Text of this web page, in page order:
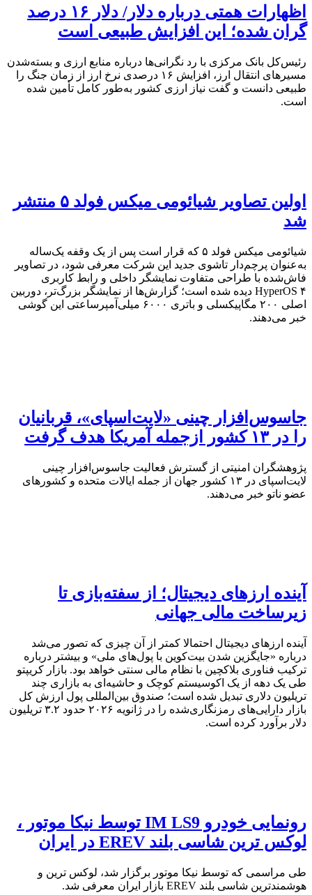
اظهارات همتی درباره دلار/ دلار ۱۶ درصد
گران شده؛ این افزایش طبیعی است
رئیس‌کل بانک مرکزی با رد نگرانی‌ها درباره منابع ارزی و بسته‌شدن
مسیرهای انتقال ارز، افزایش ۱۶ درصدی نرخ ارز از زمان جنگ را
طبیعی دانست و گفت نیاز ارزی کشور به‌طور کامل تأمین شده
است.
اولین تصاویر شیائومی میکس فولد ۵ منتشر
شد
شیائومی میکس فولد ۵ که قرار است پس از یک وقفه یک‌ساله
به‌عنوان پرچم‌دار تاشوی جدید این شرکت معرفی شود، در تصاویر
فاش‌شده با طراحی متفاوت نمایشگر داخلی و رابط کاربری
HyperOS ۴ دیده شده است؛ گزارش‌ها از نمایشگر بزرگ‌تر، دوربین
اصلی ۲۰۰ مگاپیکسلی و باتری ۶۰۰۰ میلی‌آمپرساعتی این گوشی
خبر می‌دهند.
جاسوس‌افزار چینی «لایت‌اسپای»، قربانیان
را در ۱۳ کشور ازجمله آمریکا هدف گرفت
پژوهشگران امنیتی از گسترش فعالیت جاسوس‌افزار چینی
لایت‌اسپای در ۱۳ کشور جهان از جمله ایالات متحده و کشورهای
عضو ناتو خبر می‌دهند.
آینده ارزهای دیجیتال؛ از سفته‌بازی تا
زیرساخت مالی جهانی
آینده ارزهای دیجیتال احتمالا کمتر از آن چیزی که تصور می‌شد
درباره «جایگزین شدن بیت‌کوین با پول‌های ملی» و بیشتر درباره
ترکیب فناوری بلاکچین با نظام مالی سنتی خواهد بود. بازار کریپتو
طی یک دهه از یک اکوسیستم کوچک و حاشیه‌ای به بازاری چند
تریلیون دلاری تبدیل شده است؛ صندوق بین‌المللی پول ارزش کل
بازار دارایی‌های رمزنگاری‌شده را در ژانویه ۲۰۲۶ حدود ۳.۲ تریلیون
دلار برآورد کرده است.
رونمایی خودرو IM LS9 توسط نیکا موتور ،
لوکس ترین شاسی بلند EREV در ایران
طی مراسمی که توسط نیکا موتور برگزار شد، لوکس ترین و
هوشمندترین شاسی بلند EREV بازار ایران معرفی شد.